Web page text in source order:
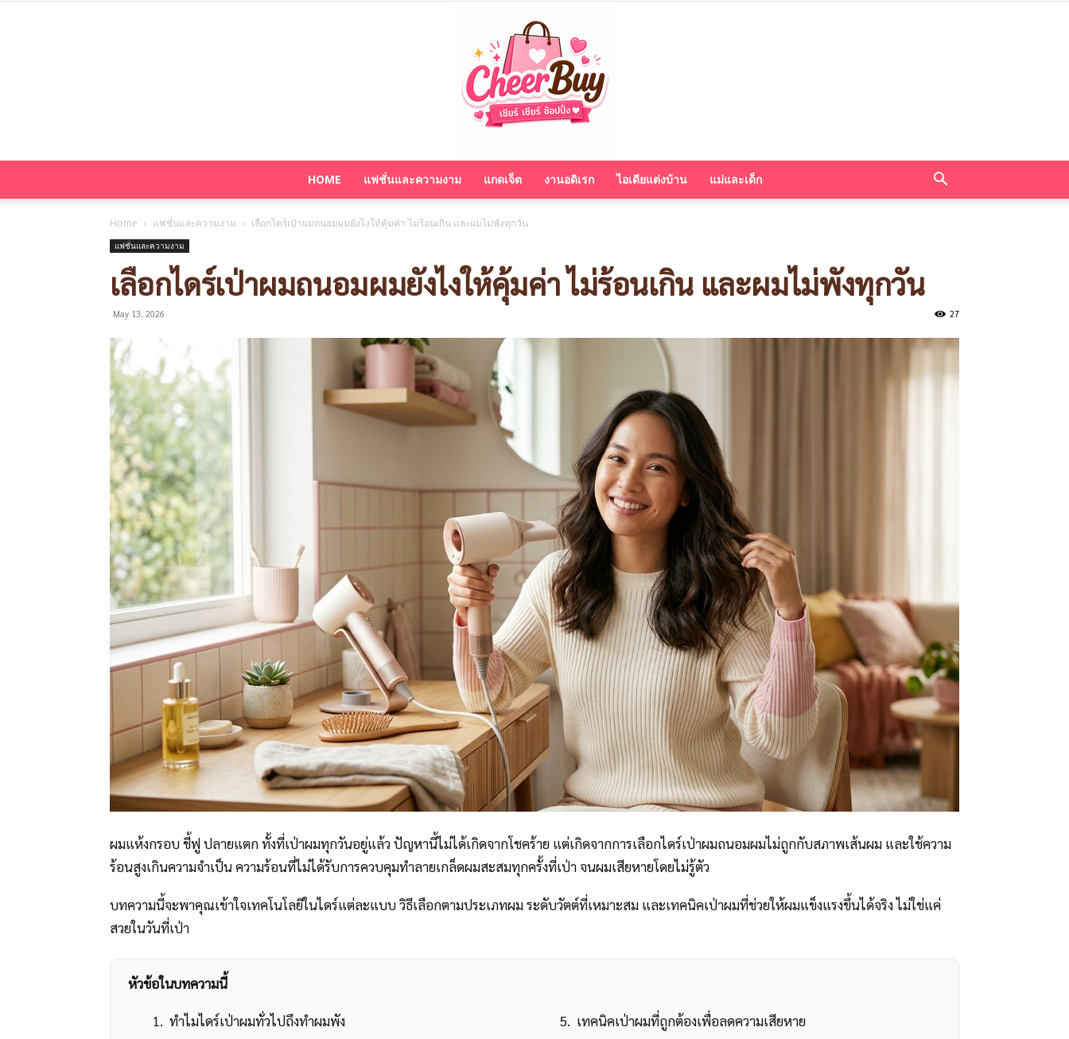
HOME แฟชั่นและความงาม แกดเจ็ต งานอดิเรก ไอเดียแต่งบ้าน แม่และเด็ก
Home แฟชั่นและความงาม เลือกไดร์เป่าผมถนอมผมยังไงให้คุ้มค่า ไม่ร้อนเกิน และผมไม่พังทุกวัน
แฟชั่นและความงาม
เลือกไดร์เป่าผมถนอมผมยังไงให้คุ้มค่า ไม่ร้อนเกิน และผมไม่พังทุกวัน
May 13, 2026 27
ผมแห้งกรอบ ชี้ฟู ปลายแตก ทั้งที่เป่าผมทุกวันอยู่แล้ว ปัญหานี้ไม่ได้เกิดจากโชคร้าย แต่เกิดจากการเลือกไดร์เป่าผมถนอมผมไม่ถูกกับสภาพเส้นผม และใช้ความ
ร้อนสูงเกินความจำเป็น ความร้อนที่ไม่ได้รับการควบคุมทำลายเกล็ดผมสะสมทุกครั้งที่เป่า จนผมเสียหายโดยไม่รู้ตัว
บทความนี้จะพาคุณเข้าใจเทคโนโลยีในไดร์แต่ละแบบ วิธีเลือกตามประเภทผม ระดับวัตต์ที่เหมาะสม และเทคนิคเป่าผมที่ช่วยให้ผมแข็งแรงขึ้นได้จริง ไม่ใช่แค่
สวยในวันที่เป่า
หัวข้อในบทความนี้
ทำไมไดร์เป่าผมทั่วไปถึงทำผมพัง
เทคนิคเป่าผมที่ถูกต้องเพื่อลดความเสียหาย